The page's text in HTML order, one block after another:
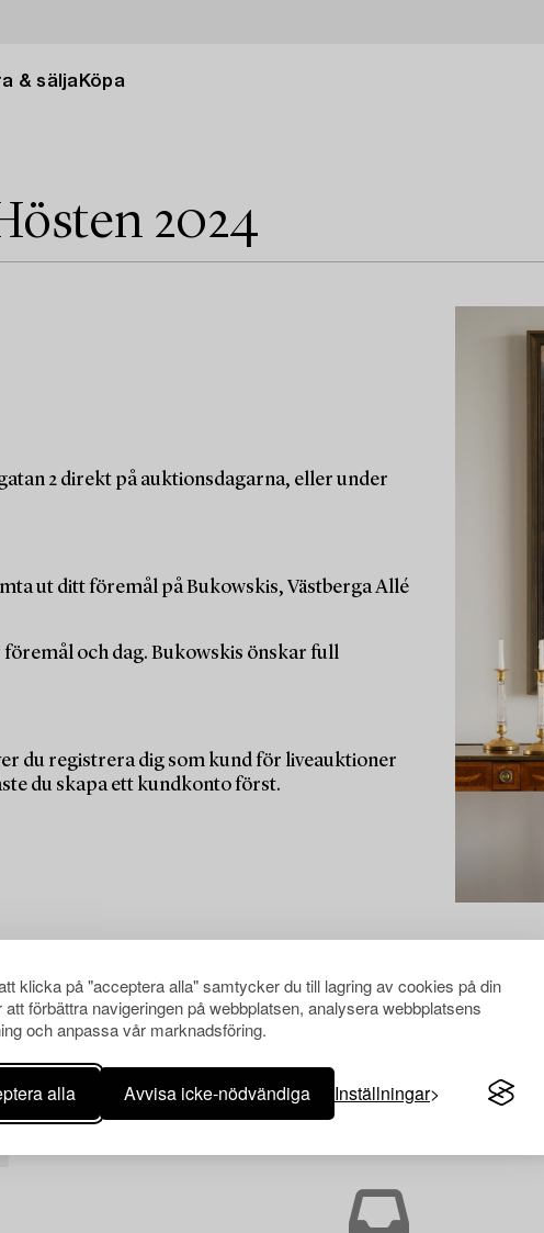
klicka på "acceptera alla" samtycker du till lagring av cookies på din
att förbättra navigeringen på webbplatsen, analysera webbplatsens
och anpassa vår marknadsföring.
alla Avvisa icke-nödvändiga Inställningar
& sälja Köpa
2024
2 direkt på auktionsdagarna, eller under
ut ditt föremål på Bukowskis, Västberga Allé
föremål och dag. Bukowskis önskar full
du registrera dig som kund för liveauktioner
du skapa ett kundkonto först.